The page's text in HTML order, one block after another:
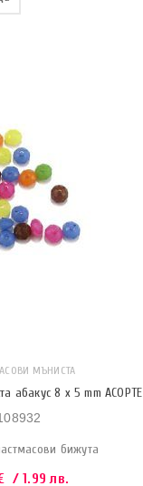
МЪНИСТА
абакус 8 x 5 mm АСОРТЕ
бижута
/ 1.99 лв.